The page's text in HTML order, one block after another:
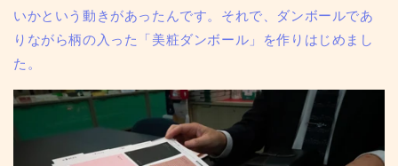
いかという動きがあったんです。それで、ダンボールであ
りながら柄の入った「美粧ダンボール」を作りはじめまし
た。